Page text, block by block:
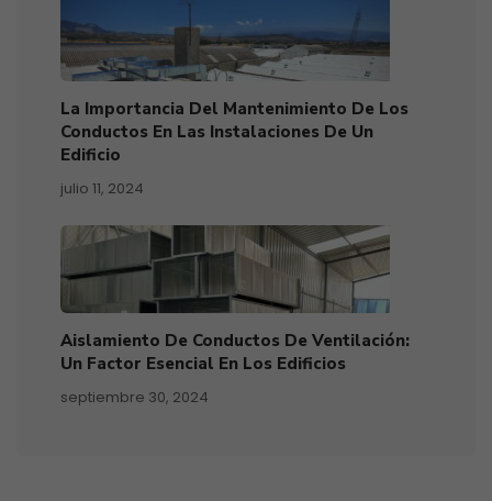
La Importancia Del Mantenimiento De Los
Conductos En Las Instalaciones De Un
Edificio
julio 11, 2024
Aislamiento De Conductos De Ventilación:
Un Factor Esencial En Los Edificios
septiembre 30, 2024